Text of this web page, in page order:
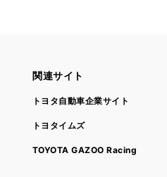
関連サイト
トヨタ自動車企業サイト
トヨタイムズ
TOYOTA GAZOO Racing